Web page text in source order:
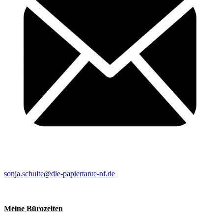
sonja.schulte@die-papiertante-nf.de
Meine Bürozeiten